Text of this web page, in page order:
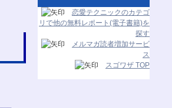
恋愛テクニックのカテゴ
リで他の無料レポート(電子書籍)を
探す
メルマガ読者増加サービ
ス
スゴワザ TOP